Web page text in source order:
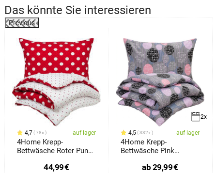
Das könnte Sie interessieren
Previous
4,7 78x auf lager
4Home Krepp-
Bettwäsche Roter Punkt,
70 x 90 cm44,99€
2x
4,5 332x auf lager
4Home Krepp-
Bettwäsche Pink
ab 29,99€